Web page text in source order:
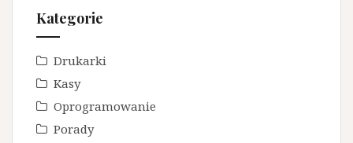
Kategorie
Drukarki
Kasy
Oprogramowanie
Porady